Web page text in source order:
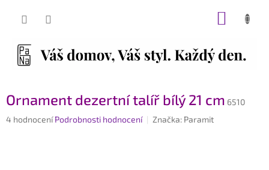
Ornament dezertní talíř bílý 21 cm 6510
Průměrné
4 hodnocení Podrobnosti hodnocení Značka: Paramit